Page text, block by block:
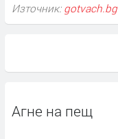
Източник: gotvach.bg
Агне на пещ